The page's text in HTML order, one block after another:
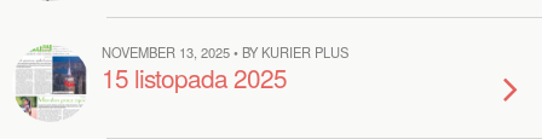
NOVEMBER 13, 2025 • BY KURIER PLUS
15 listopada 2025